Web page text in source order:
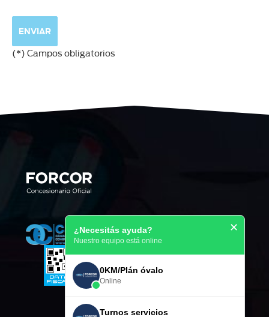
(*) Campos obligatorios
¿Necesitás ayuda?
Nuestro equipo está online
✕
0KM/Plán óvalo
Online
Turnos servicios